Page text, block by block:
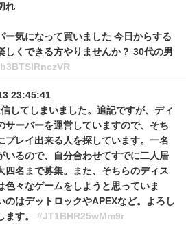
れ
ー気になって買いました 今日からする
しくできる方やりませんか？ 30代の男
23:45:41
してしまいました。追記ですが、ディ
サーバーを運営していますので、そち
プレイ出来る人を探しています。一名
いるので、自分合わせてすでに二人居
四名まで募集。また、そちらのディス
色々なゲームをしようと思っていま
のはデットロックやAPEXなど。よろし
ます。 #JT1BHR25wMm9r